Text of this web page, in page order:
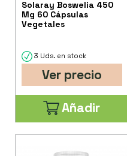
Solaray Boswelia 450
Mg 60 Cápsulas
Vegetales
3 Uds. en stock
Ver precio
Añadir